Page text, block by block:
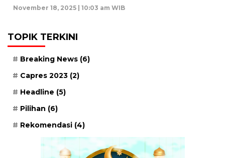
November 18, 2025 | 10:03 am WIB
TOPIK TERKINI
Breaking News (6)
Capres 2023 (2)
Headline (5)
Pilihan (6)
Rekomendasi (4)